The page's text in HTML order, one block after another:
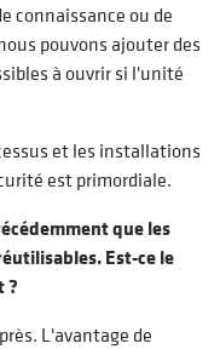
connaissance ou de
pouvons ajouter des
à ouvrir si l'unité
et les installations
est primordiale.
que les
Est-ce le
?
L'avantage de